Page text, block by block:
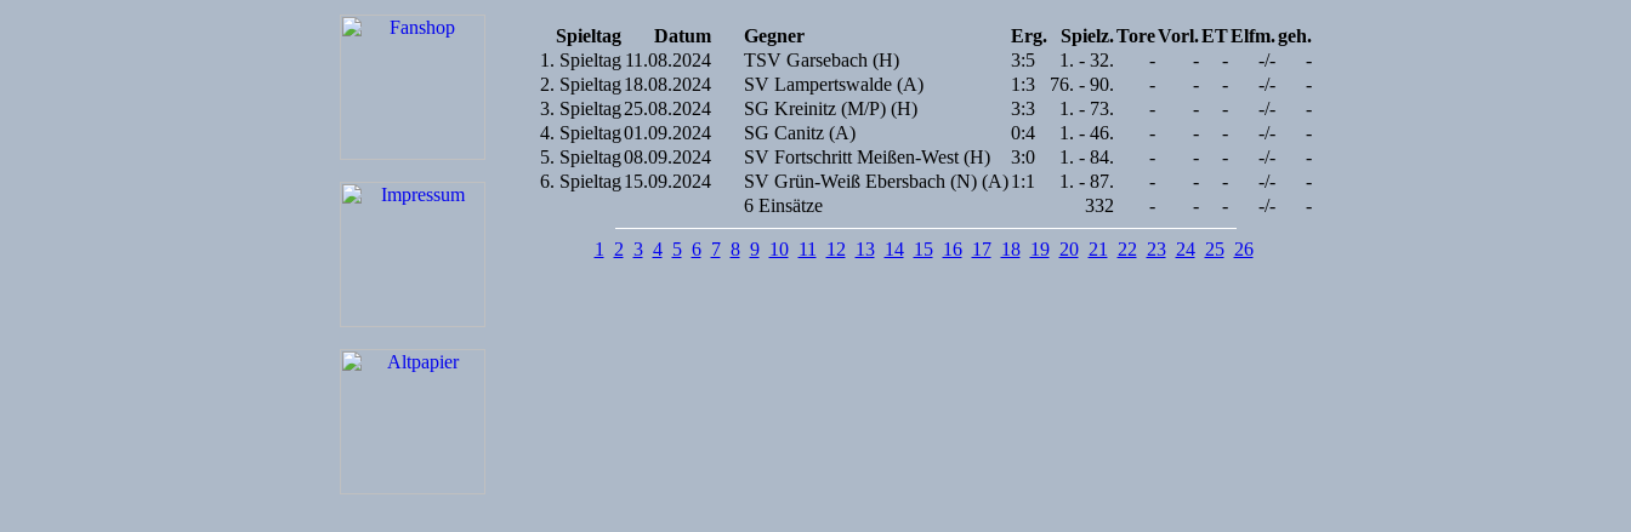
Spieltag Datum Gegner Erg. Spielz.ToreVorl.ETElfm.geh.
1. Spieltag 11.08.2024 TSV Garsebach (H) 3:5 1. - 32. - - - -/-
-
2. Spieltag18.08.2024 SV Lampertswalde (A) 1:3 76. - 90. - - - -/-
-
3. Spieltag25.08.2024 SG Kreinitz (M/P) (H) 3:3 1. - 73. - - - -/-
-
4. Spieltag01.09.2024 SG Canitz (A) 0:4 1. - 46. - - - -/-
-
5. Spieltag08.09.2024 SV Fortschritt Meißen-West (H) 3:0 1. - 84. - - - -/-
-
6. Spieltag15.09.2024 SV Grün-Weiß Ebersbach (N) (A)1:1 1. - 87. - - - -/-
-
6 Einsätze
332 - - - -/- -
1 2 3 4 5 6 7 8 9 10 11 12 13 14 15 16 17 18 19 20 21 22 23 24 25 26